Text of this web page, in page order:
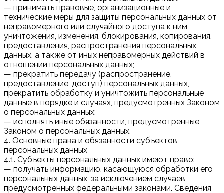
— принимать правовые, организационные и
технические меры для защиты персональных данных от
неправомерного или случайного доступа к ним,
уничтожения, изменения, блокирования, копирования,
предоставления, распространения персональных
данных, а также от иных неправомерных действий в
отношении персональных данных;
— прекратить передачу (распространение,
предоставление, доступ) персональных данных,
прекратить обработку и уничтожить персональные
данные в порядке и случаях, предусмотренных Законом
о персональных данных;
— исполнять иные обязанности, предусмотренные
Законом о персональных данных.
4. Основные права и обязанности субъектов
персональных данных
4.1. Субъекты персональных данных имеют право:
— получать информацию, касающуюся обработки его
персональных данных, за исключением случаев,
предусмотренных федеральными законами. Сведения